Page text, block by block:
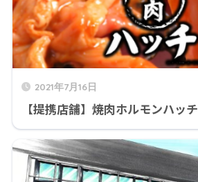
2021年7月16日
【提携店舗】焼肉ホルモンハッチ